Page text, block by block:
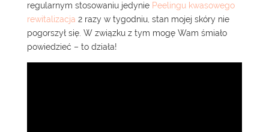
regularnym stosowaniu jedynie Peelingu kwasowego
rewitalizacja 2 razy w tygodniu, stan mojej skóry nie
pogorszył się. W związku z tym mogę Wam śmiało
powiedzieć – to działa!